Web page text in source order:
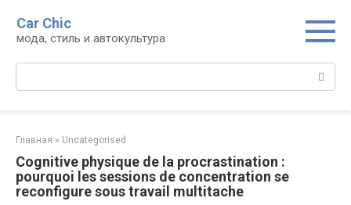
контенту
Car Chic
мода, стиль и автокультура
Поиск:
Главная » Uncategorised
Cognitive physique de la procrastination :
pourquoi les sessions de concentration se
reconfigure sous travail multitache